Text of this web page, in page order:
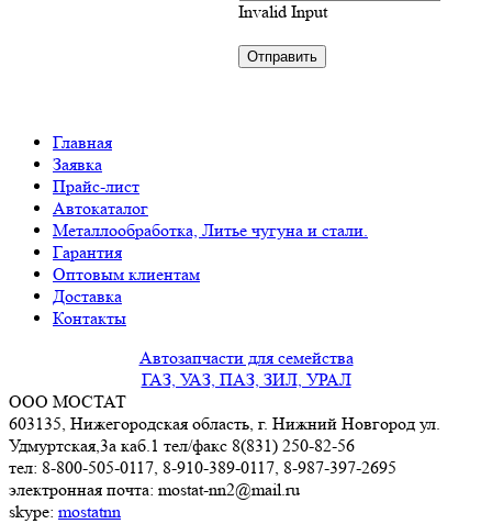
Invalid Input
Главная
Заявка
Прайс-лист
Автокаталог
Металлообработка, Литье чугуна и стали.
Гарантия
Оптовым клиентам
Доставка
Контакты
Автозапчасти для семейства
ГАЗ, УАЗ, ПАЗ, ЗИЛ, УРАЛ
ООО МОСТАТ
603135, Нижегородская область, г. Нижний Новгород ул.
Удмуртская,3a каб.1 тел/факс 8(831) 250-82-56
тел: 8-800-505-0117, 8-910-389-0117, 8-987-397-2695
электронная почта: mostat-nn2@mail.ru
skype: mostatnn